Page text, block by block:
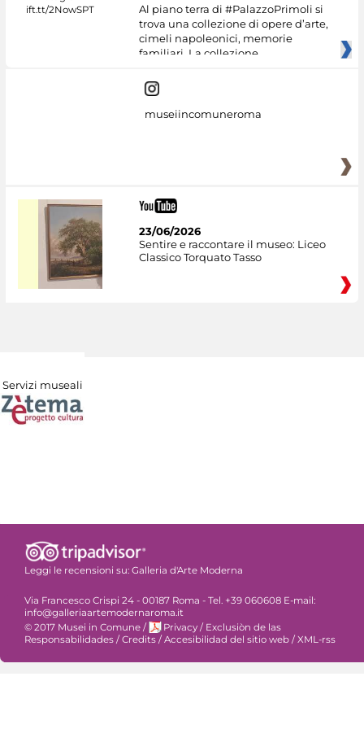
Al piano terra di #PalazzoPrimoli si
trova una collezione di opere d’arte,
cimeli napoleonici, memorie
familiari. La collezione
museiincomuneroma
23/06/2026
Sentire e raccontare il museo: Liceo
Classico Torquato Tasso
Servizi museali
Leggi le recensioni su: Galleria d'Arte Moderna
Via Francesco Crispi 24 - 00187 Roma - Tel. +39 060608 E-mail:
info@galleriaartemodernaroma.it
© 2017 Musei in Comune / Privacy / Exclusiòn de las
Responsabilidades / Credits / Accesibilidad del sitio web / XML-rss